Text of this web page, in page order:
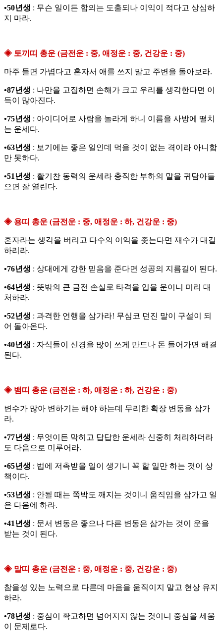
•50년생 : 무슨 일이든 합의는 도출되나 이익이 적다고 상심하
지 마라.
◈ 토끼띠 총운 (금전운 : 중, 애정운 : 중, 건강운 : 중)
마주 들면 가볍다고 혼자서 애를 쓰지 말고 주변을 돌아보라.
•87년생 : 나만을 고집하면 손해가 크고 우리를 생각한다면 이
득이 많아진다.
•75년생 : 아이디어로 사람을 놀라게 하니 이름을 사방에 떨치
는 운세다.
•63년생 : 보기에는 좋은 일인데 먹을 것이 없는 격이라 아니함
만 못하다.
•51년생 : 활기찬 동력의 운세라 충직한 부하의 말을 귀담아들
으면 잘 열린다.
◈ 용띠 총운 (금전운 : 중, 애정운 : 하, 건강운 : 중)
혼자라는 생각을 버리고 다수의 이익을 좇는다면 재수가 대길
하리라.
•76년생 : 상대에게 강한 믿음을 준다면 성공의 지름길이 된다.
•64년생 : 뜻밖의 큰 금전 손실로 타격을 입을 운이니 미리 대
처하라.
•52년생 : 과격한 언행을 삼가라! 무심코 던진 말이 구설이 되
어 돌아온다.
•40년생 : 자식들이 신경을 많이 쓰게 만드나 돈 들어가면 해결
된다.
◈ 뱀띠 총운 (금전운 : 하, 애정운 : 하, 건강운 : 중)
변수가 많아 변하기는 해야 하는데 무리한 확장 변동을 삼가
라.
•77년생 : 무엇이든 막히고 답답한 운세라 신중히 처리하더라
도 다음으로 미루어라.
•65년생 : 법에 저촉받을 일이 생기니 꼭 할 일만 하는 것이 상
책이다.
•53년생 : 안될 때는 쪽박도 깨지는 것이니 움직임을 삼가고 일
은 다음에 하라.
•41년생 : 문서 변동은 좋으나 다른 변동은 삼가는 것이 운을
받는 것이 된다.
◈ 말띠 총운 (금전운 : 중, 애정운 : 중, 건강운 : 중)
참을성 있는 노력으로 다른데 마음을 움직이지 말고 현상 유지
하라.
•78년생 : 중심이 확고하면 넘어지지 않는 것이니 중심을 세움
이 문제로다.